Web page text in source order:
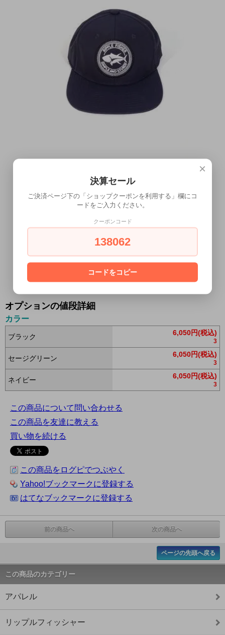
オプションの値段詳細
カラー
ブラック 6,050円(税込)
3
セージグリーン 6,050円(税込)
3
ネイビー 6,050円(税込)
3
この商品について問い合わせる
この商品を友達に教える
買い物を続ける
この商品をログピでつぶやく
Yahoo!ブックマークに登録する
はてなブックマークに登録する
前の商品へ 次の商品へ
ページの先頭へ戻る
この商品のカテゴリー
アパレル
リップルフィッシャー
×
決算セール
ご決済ページ下の「ショップクーポンを利用する」欄にコ
ードをご入力ください。
クーポンコード
138062
コードをコピー